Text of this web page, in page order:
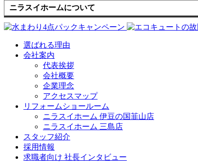
ニラスイホームについて
選ばれる理由
会社案内
代表挨拶
会社概要
企業理念
アクセスマップ
リフォームショールーム
ニラスイホーム 伊豆の国韮山店
ニラスイホーム 三島店
スタッフ紹介
採用情報
求職者向け 社長インタビュー